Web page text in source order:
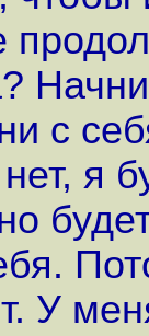
с
я
У